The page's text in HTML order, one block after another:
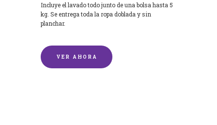
Incluye el lavado todo junto de una bolsa hasta 5
kg. Se entrega toda la ropa doblada y sin
planchar.
VER AHORA